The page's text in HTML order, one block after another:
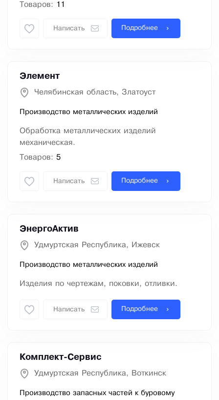
Товаров: 11
Написать Подробнее
Элемент
Челябинская область, Златоуст
Производство металлических изделий
Обработка металлических изделий
механическая.
Товаров: 5
Написать Подробнее
ЭнергоАктив
Удмуртская Республика, Ижевск
Производство металлических изделий
Изделия по чертежам, поковки, отливки.
Написать Подробнее
Комплект-Сервис
Удмуртская Республика, Воткинск
Производство запасных частей к буровому